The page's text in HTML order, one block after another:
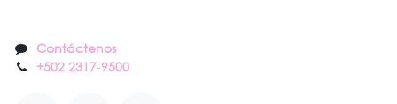
Contáctenos
+502 2317-9500